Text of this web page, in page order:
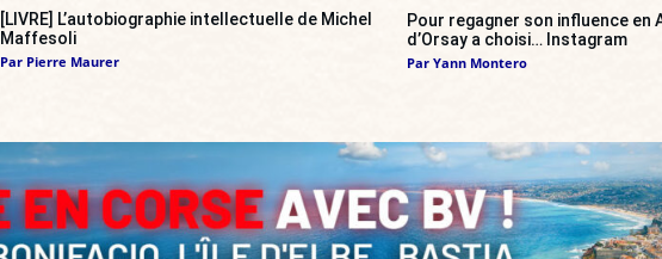
[LIVRE] L’autobiographie intellectuelle de Michel
Maffesoli
Par Pierre Maurer
Pour regagner son influence en
d’Orsay a choisi… Instagram
Par Yann Montero